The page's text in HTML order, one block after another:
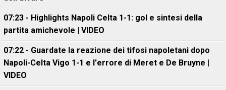
07:23 - Highlights Napoli Celta 1-1: gol e sintesi della
partita amichevole | VIDEO
07:22 - Guardate la reazione dei tifosi napoletani dopo
Napoli-Celta Vigo 1-1 e l'errore di Meret e De Bruyne |
VIDEO